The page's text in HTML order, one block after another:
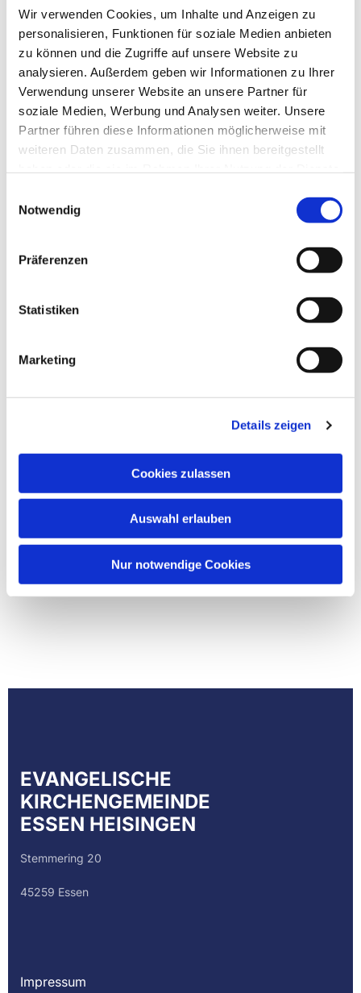
Wir verwenden Cookies, um Inhalte und Anzeigen zu
personalisieren, Funktionen für soziale Medien anbieten
zu können und die Zugriffe auf unsere Website zu
analysieren. Außerdem geben wir Informationen zu Ihrer
Verwendung unserer Website an unsere Partner für
soziale Medien, Werbung und Analysen weiter. Unsere
Partner führen diese Informationen möglicherweise mit
weiteren Daten zusammen, die Sie ihnen bereitgestellt
Notwendig
Präferenzen
Statistiken
Marketing
Details zeigen
Cookies zulassen
Auswahl erlauben
Nur notwendige Cookies
EVANGELISCHE
KIRCHENGEMEINDE
ESSEN HEISINGEN
Stemmering 20
45259 Essen
Impressum